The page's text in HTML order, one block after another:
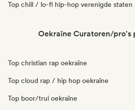
Top chill / lo-fi hip-hop verenigde staten
Oekraïne Curatoren/pro's
Top christian rap oekraïne
Top cloud rap / hip hop oekraïne
Top boor/trui oekraïne